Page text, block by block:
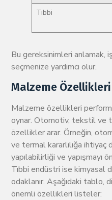
Tıbbi
Bu gereksinimleri anlamak,
seçmenize yardımcı olur.
Malzeme Özellikleri
Malzeme özellikleri
oynar. Otomotiv, tekstil ve
özellikler arar. Örneğin,
ve termal kararlılığa ihtiyaç
yapılabilirliği ve yapışmayı
Tıbbi endüstri ise kimyasal
odaklanır. Aşağıdaki tablo,
önemli özellikleri listeler: